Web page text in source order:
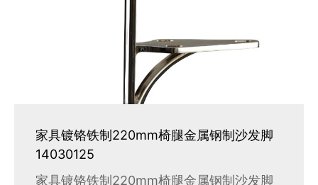
家具镀铬铁制220mm椅腿金属钢制沙发脚
14030125
家具镀铬铁制220mm椅腿金属钢制沙发脚